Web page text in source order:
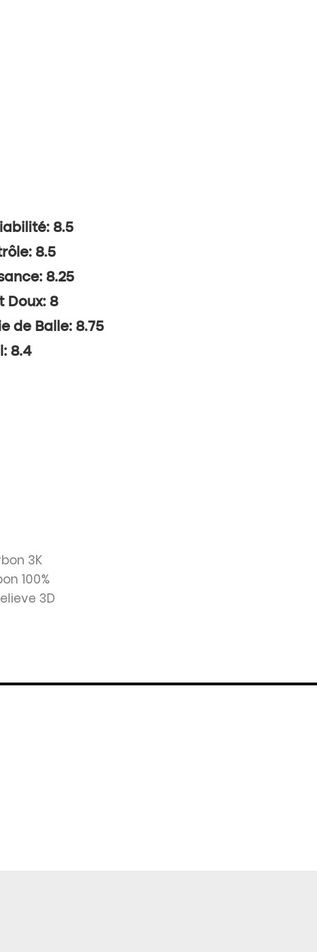
8.5
8.5
8.25
Doux: 8
de Balle: 8.75
8.4
3K
100%
3D